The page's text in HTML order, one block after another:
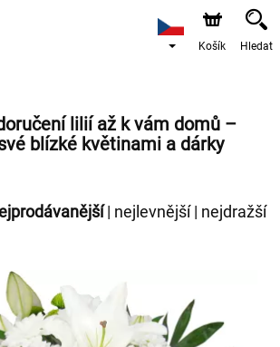
e-shop přijímáme. Nejbližší možné
od 10.8.2026 z důvodu dovolené.
Košík Hledat
lilií až k vám domů –
blízké květinami a dárky
| nejlevnější| nejdražší